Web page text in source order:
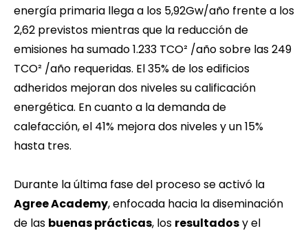
energía primaria llega a los 5,92Gw/año frente a los
2,62 previstos mientras que la reducción de
emisiones ha sumado 1.233 TCO² /año sobre las 249
TCO² /año requeridas. El 35% de los edificios
adheridos mejoran dos niveles su calificación
energética. En cuanto a la demanda de
calefacción, el 41% mejora dos niveles y un 15%
hasta tres.
Durante la última fase del proceso se activó la
Agree Academy, enfocada hacia la diseminación
de las buenas prácticas, los resultadosy el